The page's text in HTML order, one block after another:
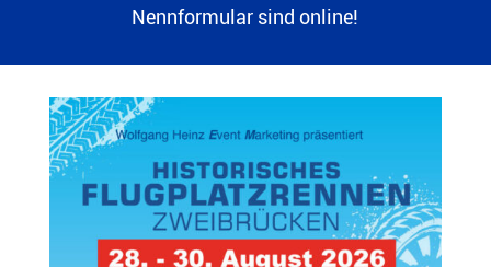
Nennformular sind online!